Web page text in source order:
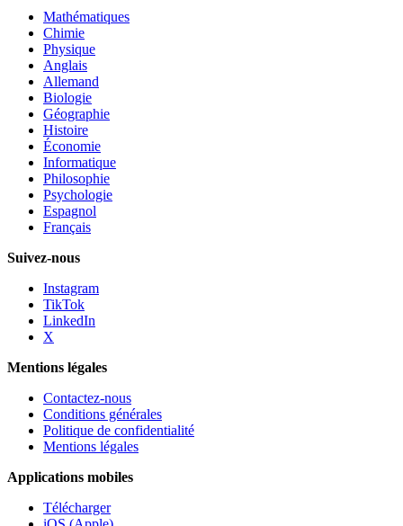
Mathématiques
Chimie
Physique
Anglais
Allemand
Biologie
Géographie
Histoire
Économie
Informatique
Philosophie
Psychologie
Espagnol
Français
Suivez-nous
Instagram
TikTok
LinkedIn
X
Mentions légales
Contactez-nous
Conditions générales
Politique de confidentialité
Mentions légales
Applications mobiles
Télécharger